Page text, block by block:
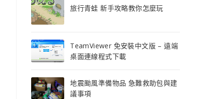
旅行青蛙 新手攻略教你怎麼玩
TeamViewer 免安裝中文版 – 遠端
桌面連線程式下載
地震颱風準備物品 急難救助包與建
議事項